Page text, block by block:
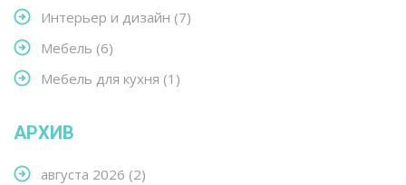
Интерьер и дизайн (7)
Мебель (6)
Мебель для кухня (1)
АРХИВ
августа 2026 (2)